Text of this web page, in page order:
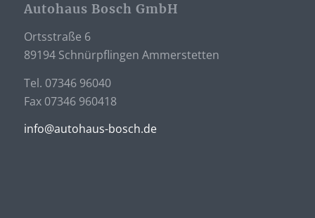
Autohaus Bosch GmbH
Ortsstraße 6
89194 Schnürpflingen Ammerstetten
Tel. 07346 96040
Fax 07346 960418
info@autohaus-bosch.de